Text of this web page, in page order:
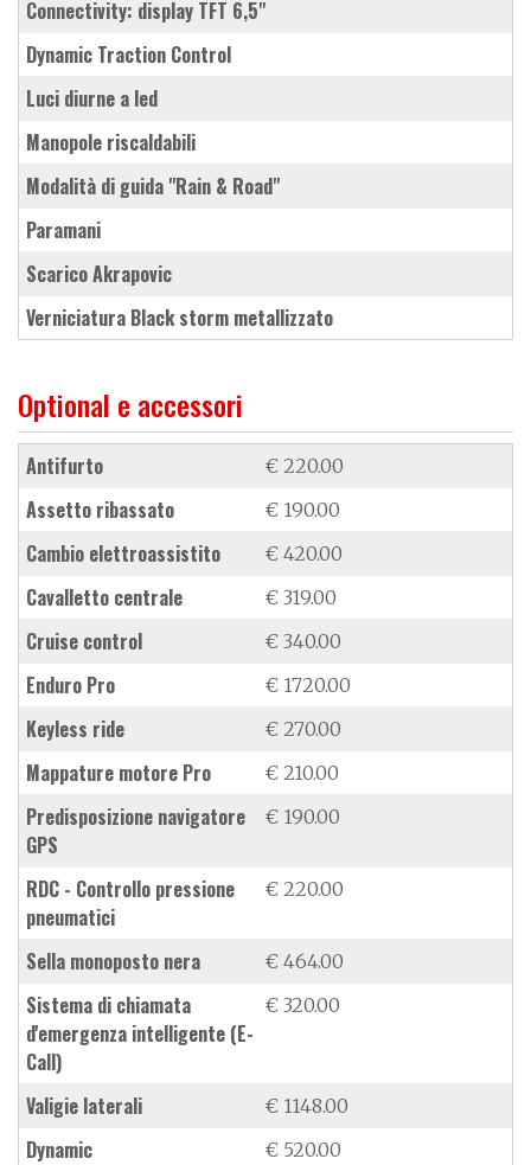
connectivity: display TFT 6,5"
Dynamic Traction Control
luci diurne a led
manopole riscaldabili
modalità di guida "Rain & Road"
paramani
scarico Akrapovic
verniciatura Black storm metallizzato
Optional e accessori
antifurto € 220.00
assetto ribassato € 190.00
cambio elettroassistito € 420.00
cavalletto centrale € 319.00
cruise control € 340.00
Enduro Pro € 1720.00
keyless ride € 270.00
mappature motore Pro € 210.00
predisposizione navigatore
GPS
€ 190.00
RDC - Controllo pressione
pneumatici
€ 220.00
sella monoposto nera € 464.00
sistema di chiamata
d'emergenza intelligente (E-
Call)
€ 320.00
valigie laterali € 1148.00
Dynamic € 520.00